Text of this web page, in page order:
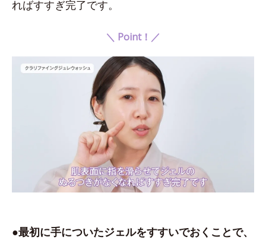
ればすすぎ完了です。
＼ Point！／
●最初に手についたジェルをすすいでおくことで、